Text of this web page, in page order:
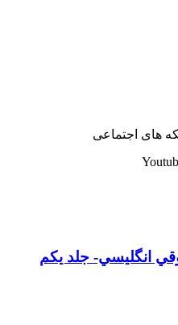
های اجتماعی
انگليسي- جلد يكم